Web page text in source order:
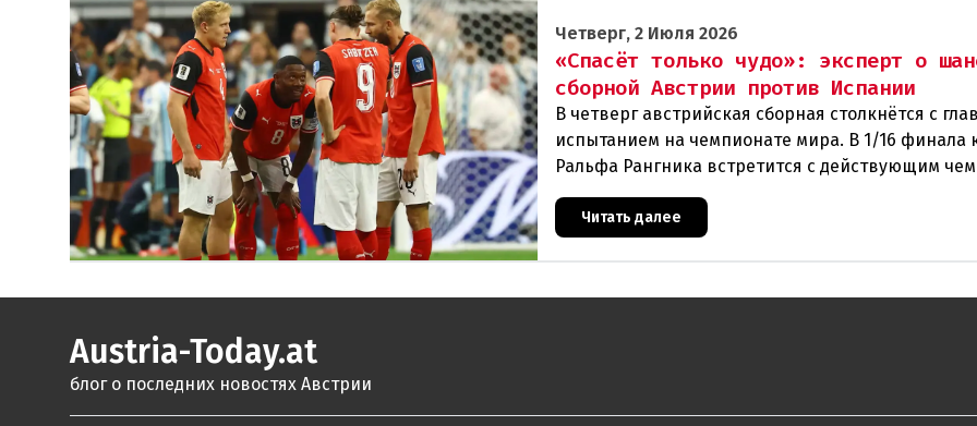
Четверг, 2 Июля 2026
«Спасёт только чудо»: эксперт о
сборной Австрии против Испании
В четверг австрийская сборная столкнётся с
испытанием на чемпионате мира. В 1/16 финала
Ральфа Рангника встретится с действующим
Европы — Испанией. Австрийцы — явные
Читать далее
Austria-Today.at
блог о последних новостях Австрии